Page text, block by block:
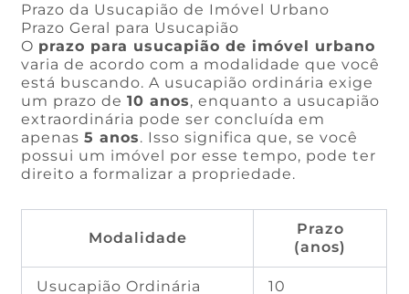
Prazo da Usucapião de Imóvel Urbano
Prazo Geral para Usucapião
O prazo para usucapião de imóvel urbano
varia de acordo com a modalidade que você
está buscando. A usucapião ordinária exige
um prazo de10 anos, enquanto a usucapião
extraordinária pode ser concluída em
apenas5 anos. Isso significa que, se você
possui um imóvel por esse tempo, pode ter
direito a formalizar a propriedade.
Modalidade
Prazo
(anos)
Usucapião Ordinária 10